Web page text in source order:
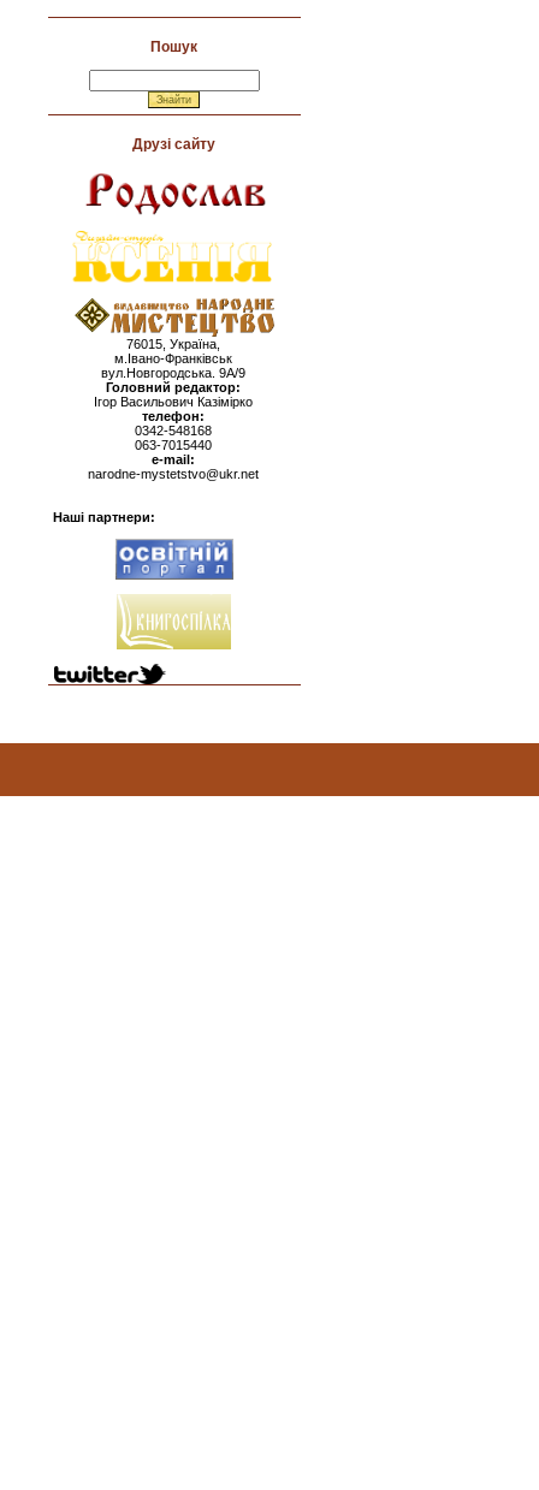
Пошук
Друзі сайту
76015, Україна,
м.Івано-Франківськ
вул.Новгородська. 9А/9
Головний редактор:
Ігор Васильович Казімірко
телефон:
0342-548168
063-7015440
e-mail:
narodne-mystetstvo@ukr.net
Наші партнери: